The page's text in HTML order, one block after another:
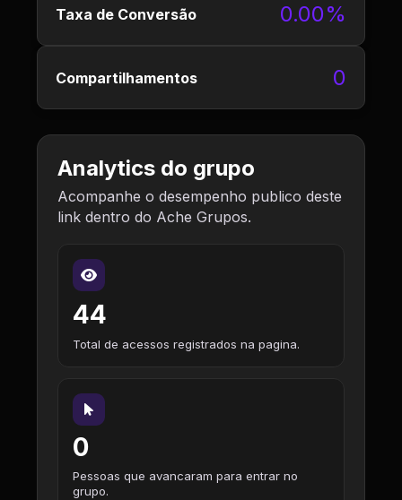
Taxa de Conversão 0.00%
Compartilhamentos 0
Analytics do grupo
Acompanhe o desempenho publico deste
link dentro do Ache Grupos.
44
Total de acessos registrados na pagina.
0
Pessoas que avancaram para entrar no
grupo.